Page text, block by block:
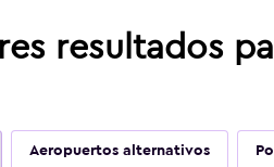
resultados
Aeropuertos alternativos